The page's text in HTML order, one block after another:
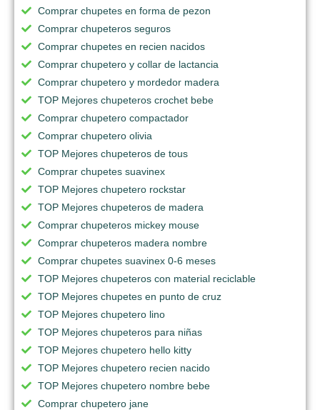
Comprar chupetes en forma de pezon
Comprar chupeteros seguros
Comprar chupetes en recien nacidos
Comprar chupetero y collar de lactancia
Comprar chupetero y mordedor madera
TOP Mejores chupeteros crochet bebe
Comprar chupetero compactador
Comprar chupetero olivia
TOP Mejores chupeteros de tous
Comprar chupetes suavinex
TOP Mejores chupetero rockstar
TOP Mejores chupeteros de madera
Comprar chupeteros mickey mouse
Comprar chupeteros madera nombre
Comprar chupetes suavinex 0-6 meses
TOP Mejores chupeteros con material reciclable
TOP Mejores chupetes en punto de cruz
TOP Mejores chupetero lino
TOP Mejores chupeteros para niñas
TOP Mejores chupetero hello kitty
TOP Mejores chupetero recien nacido
TOP Mejores chupetero nombre bebe
Comprar chupetero jane